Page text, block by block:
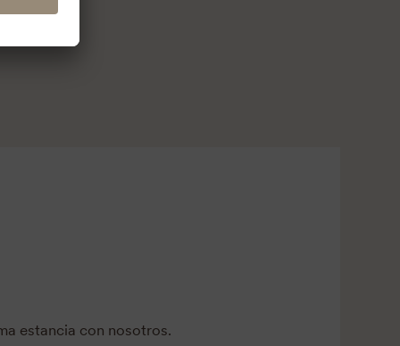
estancia con nosotros.